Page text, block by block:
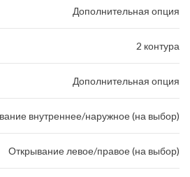
Дополнительная опция
2 контура
Дополнительная опция
внутреннее/наружное (на выбор)
Открывание левое/правое (на выбор)